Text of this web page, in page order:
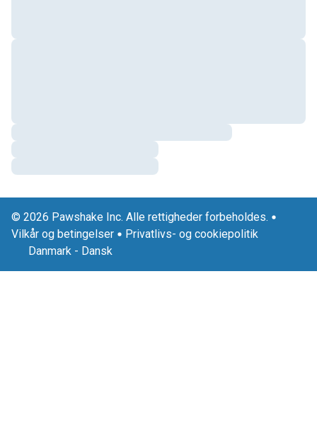
© 2026 Pawshake Inc. Alle rettigheder forbeholdes.
Vilkår og betingelser
Privatlivs- og cookiepolitik
Danmark - Dansk